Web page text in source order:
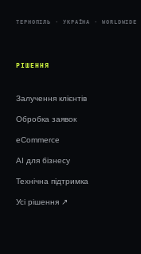
ТЕРНОПІЛЬ · УКРАЇНА · WORLDWIDE
РІШЕННЯ
Залучення клієнтів
Обробка заявок
eCommerce
AI для бізнесу
Технічна підтримка
Усі рішення ↗︎